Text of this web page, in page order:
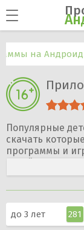
на Андроид
Популярные
скачать
программы и
детей 12 лет
APK файлы
до 3 лет 281